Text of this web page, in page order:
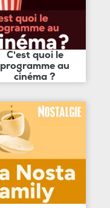
C'est quoi le
programme au
cinéma ?